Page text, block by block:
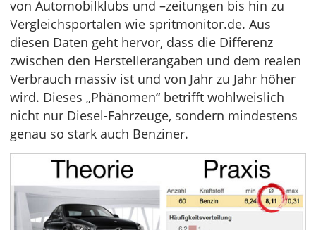
von Automobilklubs und –zeitungen bis hin zu
Vergleichsportalen wie spritmonitor.de. Aus
diesen Daten geht hervor, dass die Differenz
zwischen den Herstellerangaben und dem realen
Verbrauch massiv ist und von Jahr zu Jahr höher
wird. Dieses „Phänomen“ betrifft wohlweislich
nicht nur Diesel-Fahrzeuge, sondern mindestens
genau so stark auch Benziner.